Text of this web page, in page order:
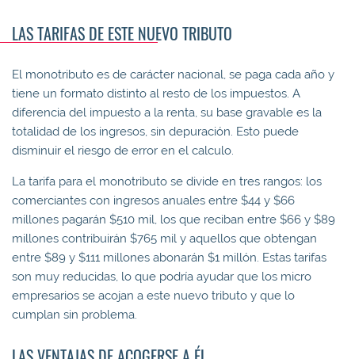
LAS TARIFAS DE ESTE NUEVO TRIBUTO
El monotributo es de carácter nacional, se paga cada año y
tiene un formato distinto al resto de los impuestos. A
diferencia del impuesto a la renta, su base gravable es la
totalidad de los ingresos, sin depuración. Esto puede
disminuir el riesgo de error en el calculo.
La tarifa para el monotributo se divide en tres rangos: los
comerciantes con ingresos anuales entre $44 y $66
millones pagarán $510 mil, los que reciban entre $66 y $89
millones contribuirán $765 mil y aquellos que obtengan
entre $89 y $111 millones abonarán $1 millón. Estas tarifas
son muy reducidas, lo que podría ayudar que los micro
empresarios se acojan a este nuevo tributo y que lo
cumplan sin problema.